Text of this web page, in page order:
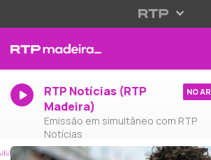
RTP Notícias (RTP
Madeira)
Emissão em simultâneo com RTP
Notícias
NO AR